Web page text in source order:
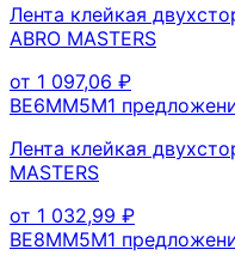
Лента клейкая
ABRO MASTERS
от 1 097,06 ₽
BE6MM5M1
Лента клейкая
MASTERS
от 1 032,99 ₽
BE8MM5M1